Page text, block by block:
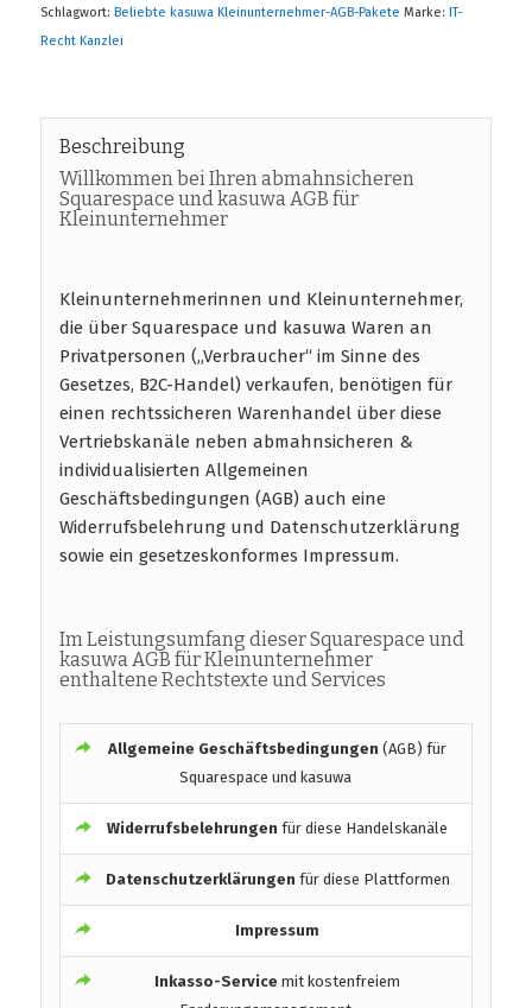
Schlagwort: Beliebte kasuwa Kleinunternehmer-AGB-Pakete Marke: IT-
Recht Kanzlei
Beschreibung
Willkommen bei Ihren abmahnsicheren
Squarespace und kasuwa AGB für
Kleinunternehmer
Kleinunternehmerinnen und Kleinunternehmer,
die über Squarespace und kasuwa Waren an
Privatpersonen („Verbraucher“ im Sinne des
Gesetzes, B2C-Handel) verkaufen, benötigen für
einen rechtssicheren Warenhandel über diese
Vertriebskanäle neben abmahnsicheren &
individualisierten Allgemeinen
Geschäftsbedingungen (AGB) auch eine
Widerrufsbelehrung und Datenschutzerklärung
sowie ein gesetzeskonformes Impressum.
Im Leistungsumfang dieser Squarespace und
kasuwa AGB für Kleinunternehmer
enthaltene Rechtstexte und Services
Allgemeine Geschäftsbedingungen (AGB) für
Squarespace und kasuwa
Widerrufsbelehrungenfür diese Handelskanäle
Datenschutzerklärungen für diese Plattformen
Impressum
Inkasso-Service mit kostenfreiem